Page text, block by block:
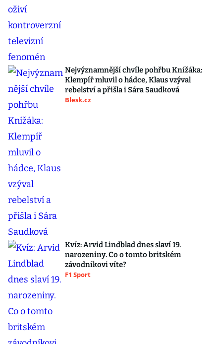
Nejvýznamnější chvíle pohřbu Knížáka:
Klempíř mluvil o hádce, Klaus vzýval
rebelství a přišla i Sára Saudková
Blesk.cz
Kvíz: Arvid Lindblad dnes slaví 19.
narozeniny. Co o tomto britském
závodníkovi víte?
F1 Sport